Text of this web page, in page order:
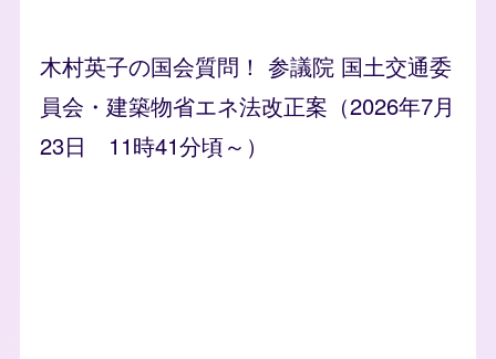
木村英子の国会質問！ 参議院 国土交通委
員会・建築物省エネ法改正案（2026年7月
23日 11時41分頃～）